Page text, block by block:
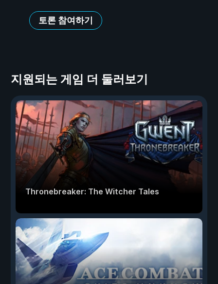
토론 참여하기
지원되는 게임 더 둘러보기
Thronebreaker: The Witcher Tales